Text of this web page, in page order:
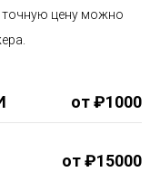
точную цену можно
от ₽1000
от ₽15000